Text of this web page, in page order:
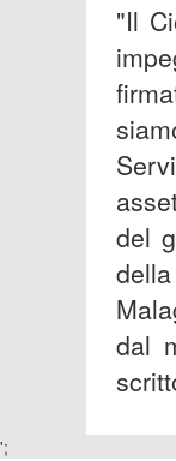
"Il
del
dal
';